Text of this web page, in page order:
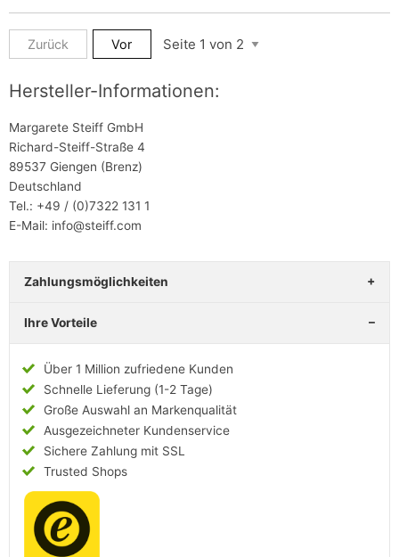
Zurück Vor
Hersteller-Informationen:
Margarete Steiff GmbH
Richard-Steiff-Straße 4
89537 Giengen (Brenz)
Deutschland
Tel.: +49 / (0)7322 131 1
E-Mail: info@steiff.com
Zahlungsmöglichkeiten
Ihre Vorteile
Über 1 Million zufriedene Kunden
Schnelle Lieferung (1-2 Tage)
Große Auswahl an Markenqualität
Ausgezeichneter Kundenservice
Sichere Zahlung mit SSL
Trusted Shops